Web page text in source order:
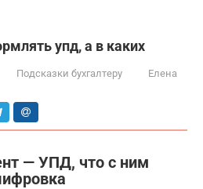
упд, а в каких
Подсказки бухгалтеру
Елена
— УПД, что с ним